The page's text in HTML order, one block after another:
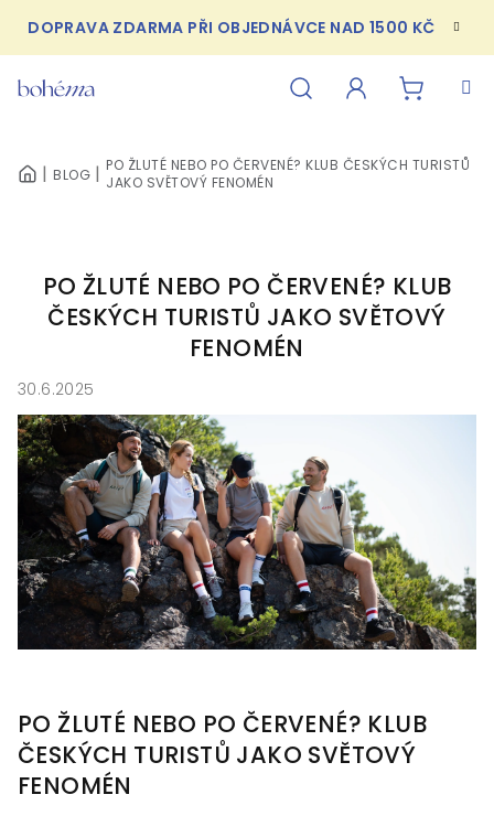
obsah
DOPRAVA ZDARMA PŘI OBJEDNÁVCE NAD 1500 KČ
DOMŮBLOG
PO ŽLUTÉ NEBO PO ČERVENÉ? KLUB ČESKÝCH TURISTŮ
JAKO SVĚTOVÝ FENOMÉN
PO ŽLUTÉ NEBO PO ČERVENÉ? KLUB
ČESKÝCH TURISTŮ JAKO SVĚTOVÝ
FENOMÉN
30.6.2025
PO ŽLUTÉ NEBO PO ČERVENÉ? KLUB
ČESKÝCH TURISTŮ JAKO SVĚTOVÝ
FENOMÉN